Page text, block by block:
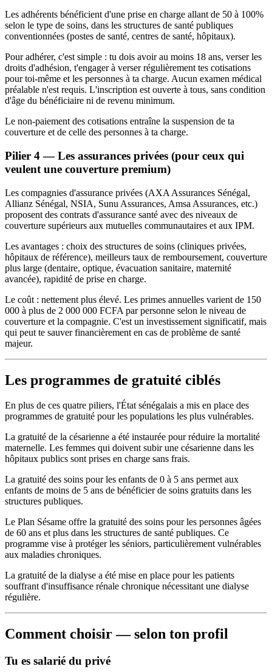
Les adhérents bénéficient d'une prise en charge allant de 50 à 100%
selon le type de soins, dans les structures de santé publiques
conventionnées (postes de santé, centres de santé, hôpitaux).
Pour adhérer, c'est simple : tu dois avoir au moins 18 ans, verser les
droits d'adhésion, t'engager à verser régulièrement tes cotisations
pour toi-même et les personnes à ta charge. Aucun examen médical
préalable n'est requis. L'inscription est ouverte à tous, sans condition
d'âge du bénéficiaire ni de revenu minimum.
Le non-paiement des cotisations entraîne la suspension de ta
couverture et de celle des personnes à ta charge.
Pilier 4 — Les assurances privées (pour ceux qui
veulent une couverture premium)
Les compagnies d'assurance privées (AXA Assurances Sénégal,
Allianz Sénégal, NSIA, Sunu Assurances, Amsa Assurances, etc.)
proposent des contrats d'assurance santé avec des niveaux de
couverture supérieurs aux mutuelles communautaires et aux IPM.
Les avantages : choix des structures de soins (cliniques privées,
hôpitaux de référence), meilleurs taux de remboursement, couverture
plus large (dentaire, optique, évacuation sanitaire, maternité
avancée), rapidité de prise en charge.
Le coût : nettement plus élevé. Les primes annuelles varient de 150
000 à plus de 2 000 000 FCFA par personne selon le niveau de
couverture et la compagnie. C'est un investissement significatif, mais
qui peut te sauver financièrement en cas de problème de santé
majeur.
Les programmes de gratuité ciblés
En plus de ces quatre piliers, l'État sénégalais a mis en place des
programmes de gratuité pour les populations les plus vulnérables.
La gratuité de la césarienne a été instaurée pour réduire la mortalité
maternelle. Les femmes qui doivent subir une césarienne dans les
hôpitaux publics sont prises en charge sans frais.
La gratuité des soins pour les enfants de 0 à 5 ans permet aux
enfants de moins de 5 ans de bénéficier de soins gratuits dans les
structures publiques.
Le Plan Sésame offre la gratuité des soins pour les personnes âgées
de 60 ans et plus dans les structures de santé publiques. Ce
programme vise à protéger les séniors, particulièrement vulnérables
aux maladies chroniques.
La gratuité de la dialyse a été mise en place pour les patients
souffrant d'insuffisance rénale chronique nécessitant une dialyse
régulière.
Comment choisir — selon ton profil
Tu es salarié du privé